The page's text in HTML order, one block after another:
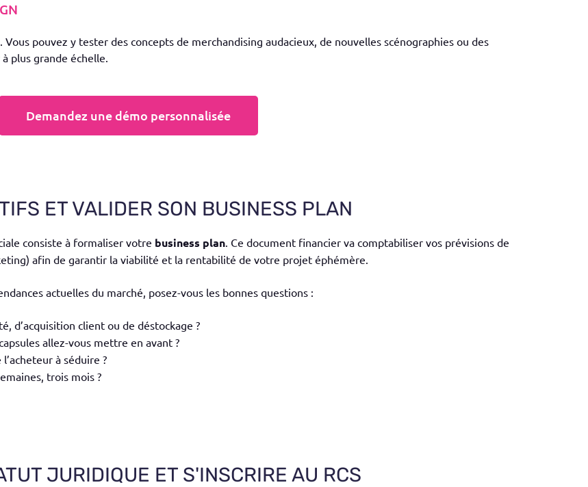
pouvez y tester des concepts de merchandising audacieux, de nouvelles scénographies ou des
plus grande échelle.
Demandez une démo personnalisée
ET VALIDER SON BUSINESS PLAN
consiste à formaliser votre business plan. Ce document financier va comptabiliser vos prévisions de
afin de garantir la viabilité et la rentabilité de votre projet éphémère.
actuelles du marché, posez-vous les bonnes questions :
d’acquisition client ou de déstockage ?
allez-vous mettre en avant ?
à séduire ?
trois mois ?
JURIDIQUE ET S'INSCRIRE AU RCS